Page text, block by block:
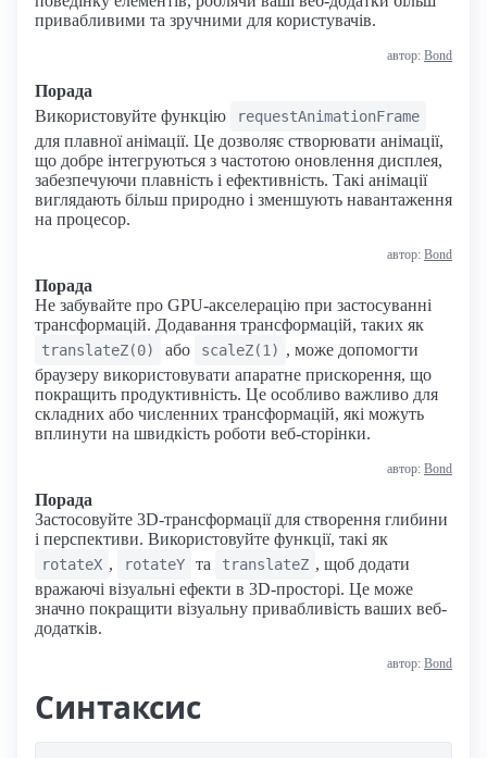
привабливими та зручними для користувачів.
автор: Bond
Порада
Використовуйте функцію
requestAnimationFrame
для плавної анімації. Це дозволяє створювати анімації,
що добре інтегруються з частотою оновлення дисплея,
забезпечуючи плавність і ефективність. Такі анімації
виглядають більш природно і зменшують навантаження
на процесор.
автор: Bond
Порада
Не забувайте про GPU-акселерацію при застосуванні
трансформацій. Додавання трансформацій, таких як
translateZ(0) або scaleZ(1) , може допомогти
браузеру використовувати апаратне прискорення, що
покращить продуктивність. Це особливо важливо для
складних або численних трансформацій, які можуть
вплинути на швидкість роботи веб-сторінки.
автор: Bond
Порада
Застосовуйте 3D-трансформації для створення глибини
і перспективи. Використовуйте функції, такі як
rotateX , rotateY та translateZ , щоб додати
вражаючі візуальні ефекти в 3D-просторі. Це може
значно покращити візуальну привабливість ваших веб-
додатків.
автор: Bond
Синтаксис